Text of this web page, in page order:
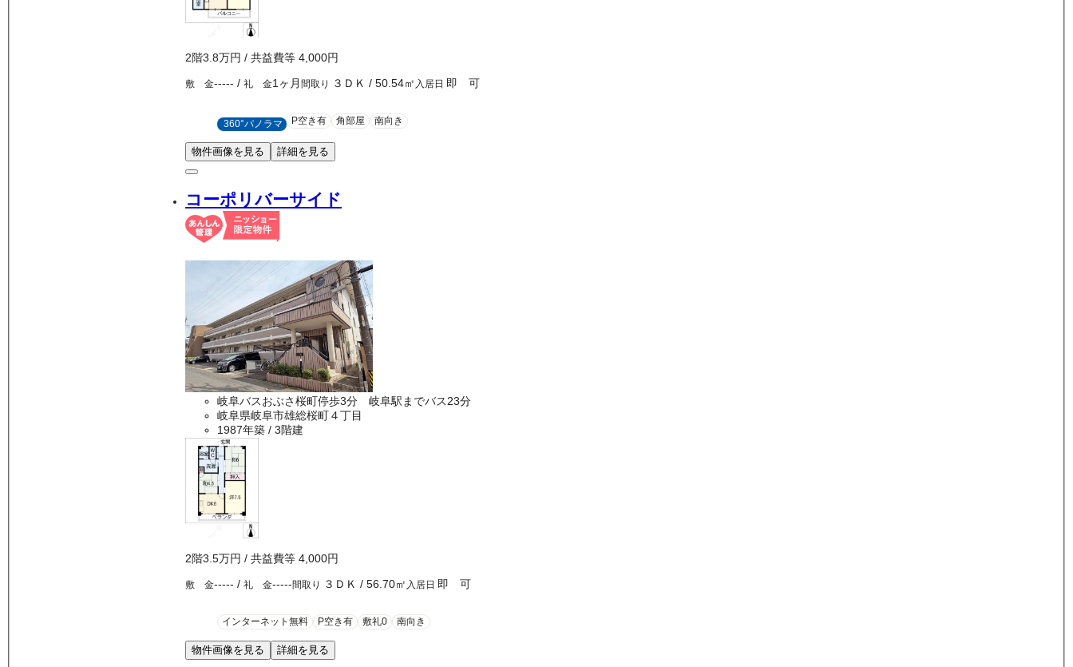
2階3.8万円 / 共益費等 4,000円
敷 金----- / 礼 金1ヶ月 間取り ３ＤＫ / 50.54㎡ 入居日 即 可
360°パノラマ P空き有 角部屋 南向き
物件画像を見る 詳細を見る
コーポリバーサイド
岐阜バスおぶさ桜町停歩3分 岐阜駅までバス23分
岐阜県岐阜市雄総桜町４丁目
1987年築 / 3階建
2階3.5万円 / 共益費等 4,000円
敷 金----- / 礼 金-----間取り ３ＤＫ / 56.70㎡ 入居日 即 可
インターネット無料 P空き有 敷礼0 南向き
物件画像を見る 詳細を見る